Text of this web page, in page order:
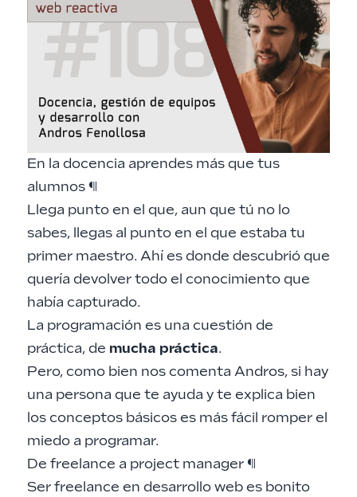
En la docencia aprendes más que tus
alumnos ¶
Llega punto en el que, aun que tú no lo
sabes, llegas al punto en el que estaba tu
primer maestro. Ahí es donde descubrió que
quería devolver todo el conocimiento que
había capturado.
La programación es una cuestión de
práctica, de mucha práctica.
Pero, como bien nos comenta Andros, si hay
una persona que te ayuda y te explica bien
los conceptos básicos es más fácil romper el
miedo a programar.
De freelance a project manager ¶
Ser freelance en desarrollo web es bonito